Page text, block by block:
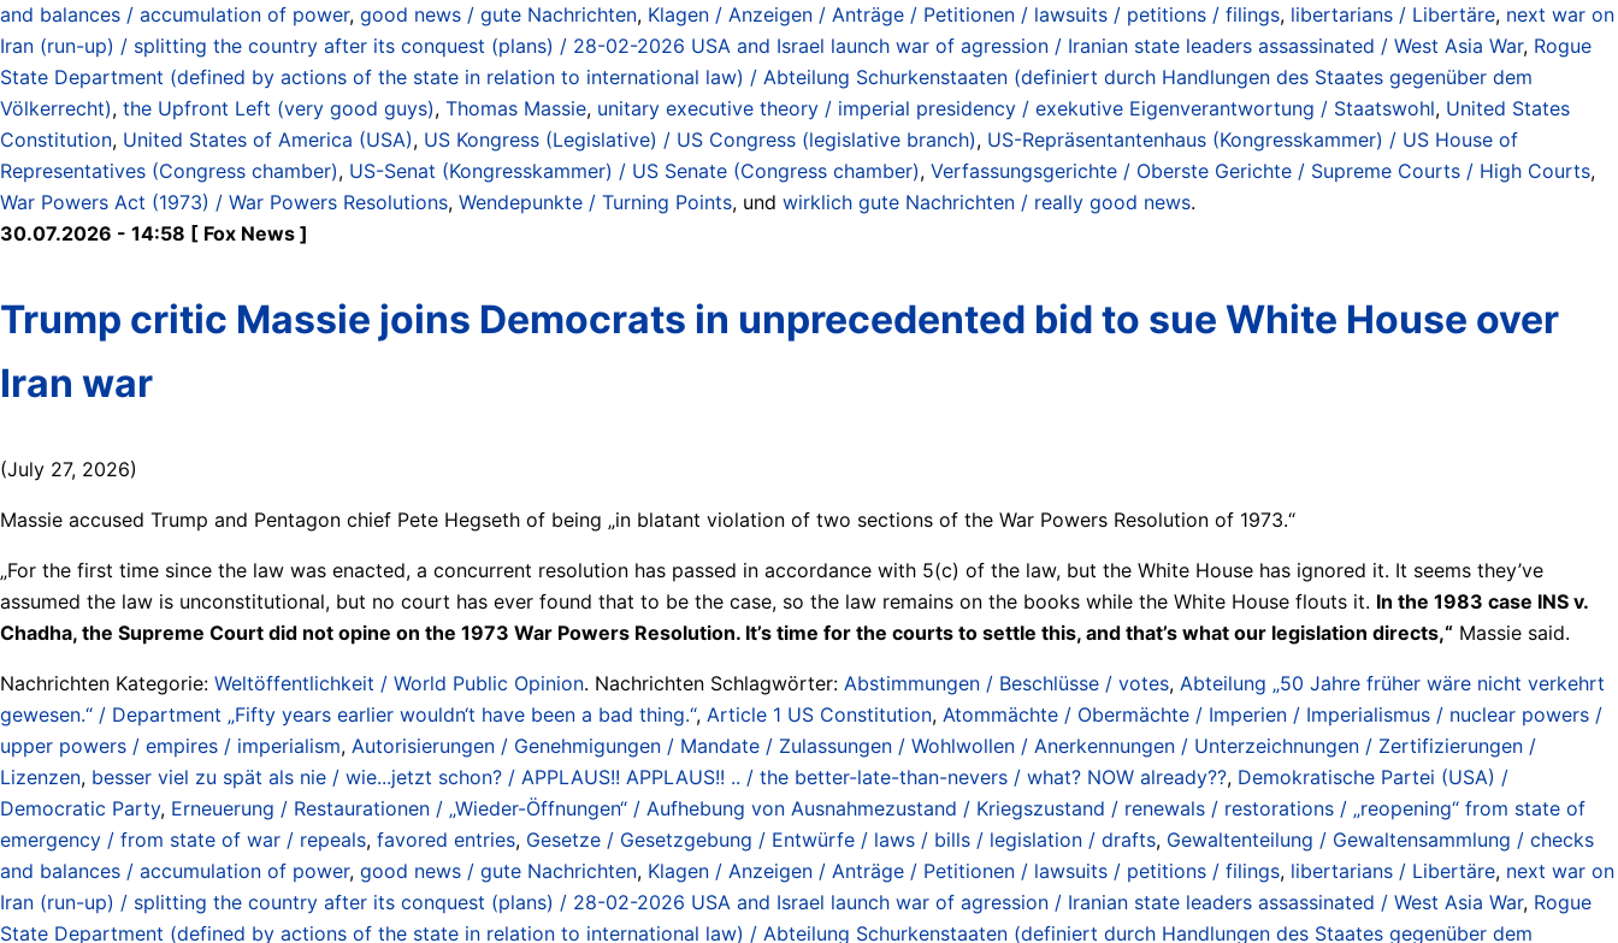
and balances / accumulation of power, good news / gute Nachrichten, Klagen / Anzeigen / Anträge / Petitionen / lawsuits / petitions / filings, libertarians / Libertäre, next war on
Iran (run-up) / splitting the country after its conquest (plans) / 28-02-2026 USA and Israel launch war of agression / Iranian state leaders assassinated / West Asia War, Rogue
State Department (defined by actions of the state in relation to international law) / Abteilung Schurkenstaaten (definiert durch Handlungen des Staates gegenüber dem
Völkerrecht), the Upfront Left (very good guys), Thomas Massie, unitary executive theory / imperial presidency / exekutive Eigenverantwortung / Staatswohl, United States
Constitution, United States of America (USA), US Kongress (Legislative) / US Congress (legislative branch), US-Repräsentantenhaus (Kongresskammer) / US House of
Representatives (Congress chamber), US-Senat (Kongresskammer) / US Senate (Congress chamber), Verfassungsgerichte / Oberste Gerichte / Supreme Courts / High Courts,
War Powers Act (1973) / War Powers Resolutions, Wendepunkte / Turning Points, und wirklich gute Nachrichten / really good news.
30.07.2026 - 14:58 [ Fox News ]
Trump critic Massie joins Democrats in unprecedented bid to sue White House over
Iran war
(July 27, 2026)
Massie accused Trump and Pentagon chief Pete Hegseth of being „in blatant violation of two sections of the War Powers Resolution of 1973.“
„For the first time since the law was enacted, a concurrent resolution has passed in accordance with 5(c) of the law, but the White House has ignored it. It seems they’ve
assumed the law is unconstitutional, but no court has ever found that to be the case, so the law remains on the books while the White House flouts it. In the 1983 case INS v.
Chadha, the Supreme Court did not opine on the 1973 War Powers Resolution. It’s time for the courts to settle this, and that’s what our legislation directs,“ Massie said.
Nachrichten Kategorie: Weltöffentlichkeit / World Public Opinion. Nachrichten Schlagwörter: Abstimmungen / Beschlüsse / votes, Abteilung „50 Jahre früher wäre nicht verkehrt
gewesen.“ / Department „Fifty years earlier wouldn‘t have been a bad thing.“, Article 1 US Constitution, Atommächte / Obermächte / Imperien / Imperialismus / nuclear powers /
upper powers / empires / imperialism, Autorisierungen / Genehmigungen / Mandate / Zulassungen / Wohlwollen / Anerkennungen / Unterzeichnungen / Zertifizierungen /
Lizenzen, besser viel zu spät als nie / wie...jetzt schon? / APPLAUS!! APPLAUS!! .. / the better-late-than-nevers / what? NOW already??, Demokratische Partei (USA) /
Democratic Party, Erneuerung / Restaurationen / „Wieder-Öffnungen“ / Aufhebung von Ausnahmezustand / Kriegszustand / renewals / restorations / „reopening“ from state of
emergency / from state of war / repeals, favored entries, Gesetze / Gesetzgebung / Entwürfe / laws / bills / legislation / drafts, Gewaltenteilung / Gewaltensammlung / checks
and balances / accumulation of power, good news / gute Nachrichten, Klagen / Anzeigen / Anträge / Petitionen / lawsuits / petitions / filings, libertarians / Libertäre, next war on
Iran (run-up) / splitting the country after its conquest (plans) / 28-02-2026 USA and Israel launch war of agression / Iranian state leaders assassinated / West Asia War, Rogue
State Department (defined by actions of the state in relation to international law) / Abteilung Schurkenstaaten (definiert durch Handlungen des Staates gegenüber dem